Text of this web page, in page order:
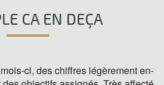
CA EN DEÇA
ci, des chiffres légèrement en-